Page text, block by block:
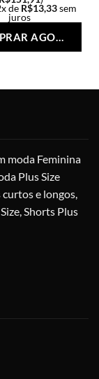
de R$13,33sem
juros
COMPRAR AGORA
moda Feminina
Plus Size
e longos,
Shorts Plus